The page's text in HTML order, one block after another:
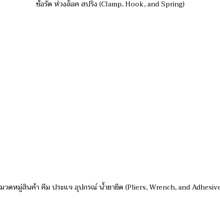
ข้อรัด ห่วงล็อค สปริง (Clamp, Hook, and Spring)
ดหมู่สินค้า คีม ประแจ อุปกรณ์ น้ำยายึด (Pliers, Wrench, and